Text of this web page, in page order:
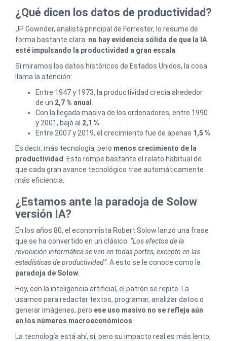
¿Qué dicen los datos de productividad?
JP Gownder, analista principal de Forrester, lo resume de
forma bastante clara: no hay evidencia sólida de que la IA
esté impulsando la productividad a gran escala
Si miramos los datos históricos de Estados Unidos, la cosa
llama la atención:
Entre 1947 y 1973, la productividad crecía alrededor
de un 2,7 % anual
Con la llegada masiva de los ordenadores, entre 1990
y 2001, bajó al 2,1 %
Entre 2007 y 2019, el crecimiento fue de apenas 1,5 %
Es decir, más tecnología, pero menos crecimiento de la
productividad
. Esto rompe bastante el relato habitual de
que cada gran avance tecnológico trae automáticamente
más eficiencia.
¿Estamos ante la paradoja de Solow
versión IA?
En los años 80, el economista Robert Solow lanzó una frase
que se ha convertido en un clásico: “Los efectos de la
revolución informática se ven en todas partes, excepto en las
estadísticas de productividad”. A esto se le conoce como la
paradoja de Solow
Hoy, con la inteligencia artificial, el patrón se repite. La
usamos para redactar textos, programar, analizar datos o
generar imágenes, pero ese uso masivo no se refleja aún
en los números macroeconómicos
La tecnología está ahí, sí, pero su impacto real es más lento,